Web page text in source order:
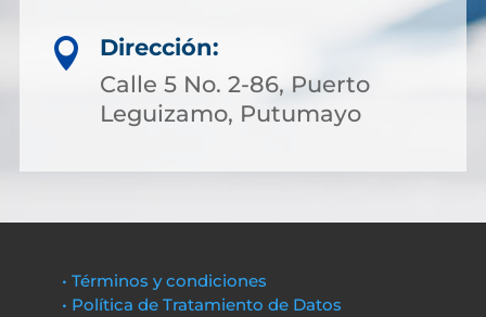

Dirección:
Calle 5 No. 2-86, Puerto
Leguizamo, Putumayo
• Términos y condiciones
• Política de Tratamiento de Datos